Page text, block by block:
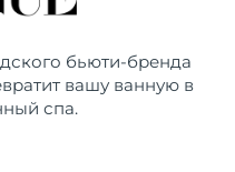
бьюти-бренда
вашу ванную в
спа.